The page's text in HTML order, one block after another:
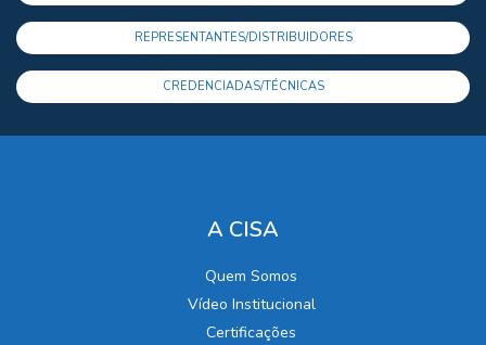
REPRESENTANTES/DISTRIBUIDORES
CREDENCIADAS/TÉCNICAS
A CISA
Quem Somos
Vídeo Institucional
Certificações